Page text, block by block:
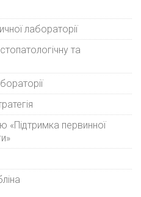
лабораторії
та
«Підтримка первинної